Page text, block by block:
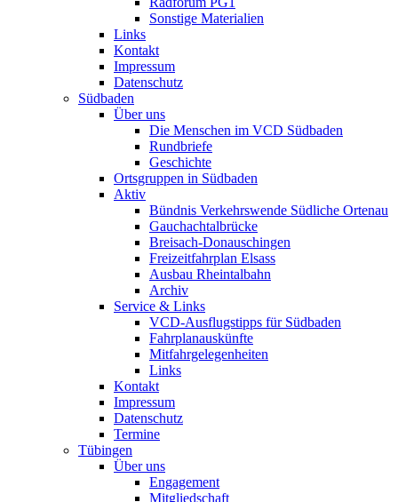
Sonstige Materialien
Links
Kontakt
Impressum
Datenschutz
Südbaden
Über uns
Die Menschen im VCD Südbaden
Rundbriefe
Geschichte
Ortsgruppen in Südbaden
Aktiv
Bündnis Verkehrswende Südliche Ortenau
Gauchachtalbrücke
Breisach-Donauschingen
Freizeitfahrplan Elsass
Ausbau Rheintalbahn
Archiv
Service & Links
VCD-Ausflugstipps für Südbaden
Fahrplanauskünfte
Mitfahrgelegenheiten
Links
Kontakt
Impressum
Datenschutz
Termine
Tübingen
Über uns
Engagement
Mitgliedschaft